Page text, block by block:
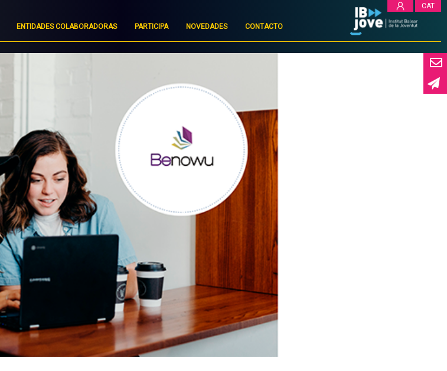
CAT
ENTIDADES COLABORADORAS PARTICIPA NOVEDADES CONTACTO